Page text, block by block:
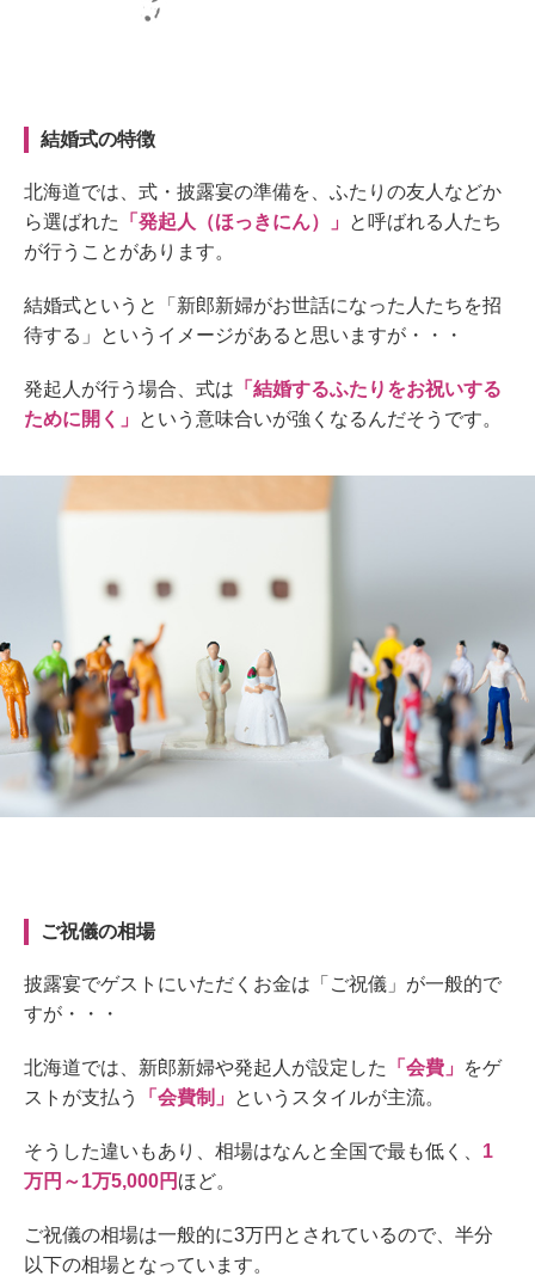
結婚式の特徴
北海道では、式・披露宴の準備を、ふたりの友人などか
ら選ばれた
「発起人（ほっきにん）」
と呼ばれる人たち
が行う ことがあります。
結婚式というと「新郎新婦がお世話になった人たちを招
待する」というイメージがあると思いますが・・・
発起人が行う 場合、式は 「結婚するふたりをお祝いする
ために開く」
という意味合いが強 くなるんだそう です。
ご祝儀の相場
披露宴でゲストにいただくお金は 「ご祝儀」 が一般的で
すが・・・
北海道では、 新郎新婦や発起人 が設定した 「会費」
をゲ
ストが支払う
「会費制」 というスタイルが主流。
そうした違いもあり、 相場はなんと全国で最も低く、 1
万円～1万5,000円 ほど。
ご祝儀の相場は一般的に3万円とされているので、半分
以下の相場となっています。